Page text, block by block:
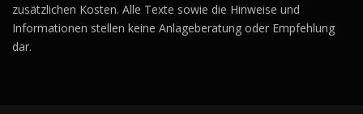
zusätzlichen Kosten. Alle Texte sowie die Hinweise und
Informationen stellen keine Anlageberatung oder Empfehlung
dar.